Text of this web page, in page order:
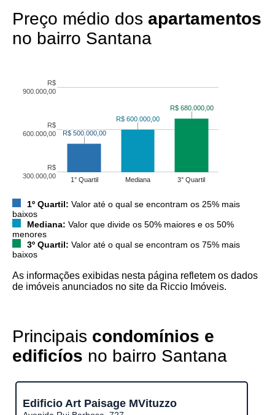
Preço médio dos apartamentos
no bairro Santana
1° Quartil Mediana 3° Quartil
R$
300.000,00
R$
600.000,00
R$
900.000,00
R$ 500.000,00
R$ 500.000,00
R$ 600.000,00
R$ 600.000,00
R$ 680.000,00
R$ 680.000,00
1º Quartil: Valor até o qual se encontram os 25% mais
baixos
Mediana: Valor que divide os 50% maiores e os 50%
menores
3º Quartil: Valor até o qual se encontram os 75% mais
baixos
As informações exibidas nesta página refletem os dados
de imóveis anunciados no site da Riccio Imóveis.
Principais condomínios e
edificíos no bairro Santana
Edificio Art Paisage MVituzzo